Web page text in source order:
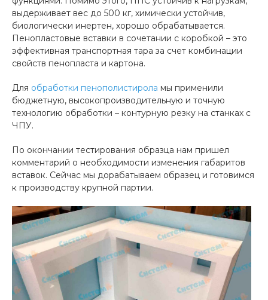
выдерживает вес до 500 кг, химически устойчив,
биологически инертен, хорошо обрабатывается.
Пенопластовые вставки в сочетании с коробкой – это
эффективная транспортная тара за счет комбинации
свойств пенопласта и картона.
Для обработки пенополистирола мы применили
бюджетную, высокопроизводительную и точную
технологию обработки – контурную резку на станках с
ЧПУ.
По окончании тестирования образца нам пришел
комментарий о необходимости изменения габаритов
вставок. Сейчас мы дорабатываем образец и готовимся
к производству крупной партии.